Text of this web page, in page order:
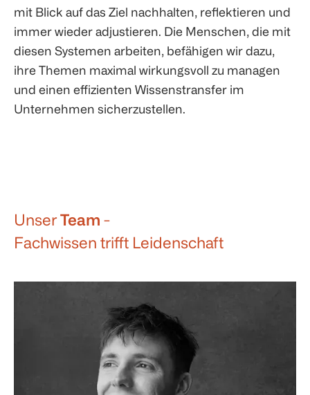
mit Blick auf das Ziel nachhalten, reflektieren und
immer wieder adjustieren. Die Menschen, die mit
diesen Systemen arbeiten, befähigen wir dazu,
ihre Themen maximal wirkungsvoll zu managen
und einen effizienten Wissenstransfer im
Unternehmen sicherzustellen.
UnserTeam -
Fachwissen trifft Leidenschaft